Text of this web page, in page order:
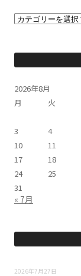
カ
テ
ー
2026年8月
月
火
3
4
10
11
17
18
24
25
31
« 7月
2026年7月27日